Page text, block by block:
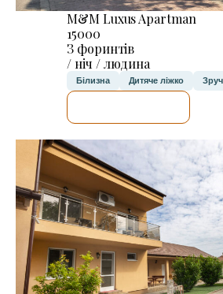
M&M Luxus Apartman
15000
З форинтів
/ ніч / людина
Білизна Дитяче ліжко